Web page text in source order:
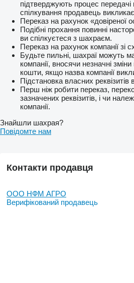
підтверджують процес
спілкування продавець
Переказ на рахунок «довіреної
Подібні прохання повинні
ви спілкуєтеся з шахраєм.
Переказ на рахунок компанії зі
Будьте пильні, шахраї можуть
компанії, вносячи незначні
кошти, якщо назва компанії
Підстановка власних реквізитів
Перш ніж робити переказ,
зазначених реквізитів, і чи
компанії.
Знайшли шахрая?
Повідомте нам
Контакти продавця
ООО НФМ АГРО
Верифікований продавець